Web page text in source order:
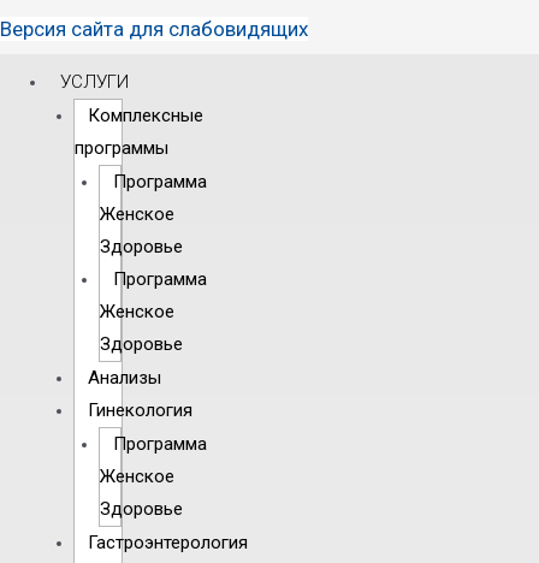
Версия сайта для слабовидящих
УСЛУГИ
Комплексные
программы
Программа
Женское
Здоровье
Программа
Женское
Здоровье
Анализы
Гинекология
Программа
Женское
Здоровье
Гастроэнтерология